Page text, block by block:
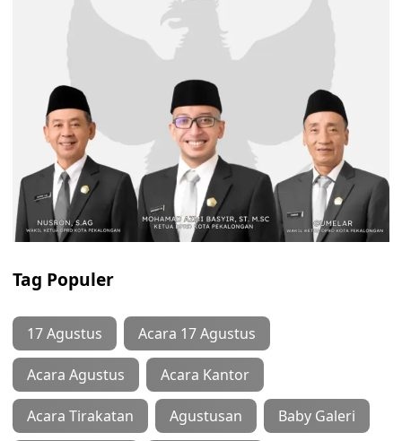
Tag Populer
17 Agustus Acara 17 Agustus
Acara Agustus Acara Kantor
Acara Tirakatan Agustusan Baby Galeri